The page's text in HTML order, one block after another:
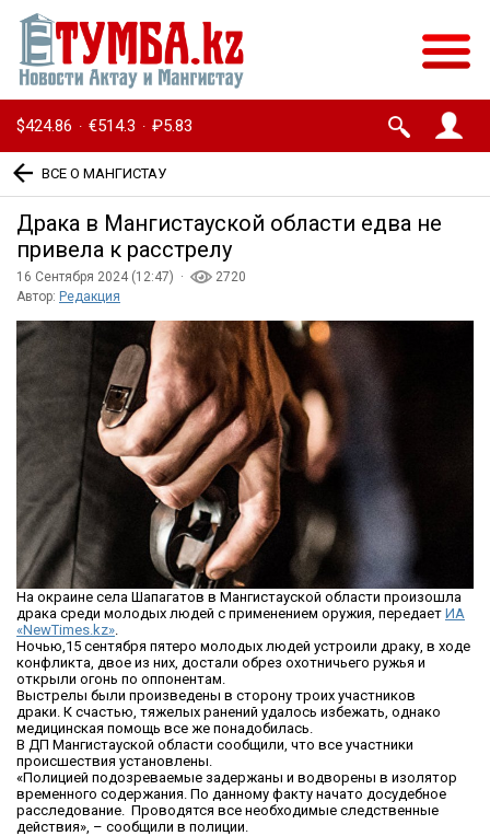
$424.86 · €514.3 · ₽5.83
ВСЕ О МАНГИСТАУ
Драка в Мангистауской области едва не
привела к расстрелу
16 Сентября 2024 (12:47) ·
2720
Автор: Редакция
На окраине села Шапагатов в Мангистауской области произошла
драка среди молодых людей с применением оружия, передает ИА
«NewTimes.kz»
Ночью,15 сентября пятеро молодых людей устроили драку, в ходе
конфликта, двое из них, достали обрез охотничьего ружья и
открыли огонь по оппонентам.
Выстрелы были произведены в сторону троих участников
драки. К счастью, тяжелых ранений удалось избежать, однако
медицинская помощь все же понадобилась.
В ДП Мангистауской области сообщили, что все участники
происшествия установлены.
«Полицией подозреваемые задержаны и водворены в изолятор
временного содержания. По данному факту начато досудебное
расследование. Проводятся все необходимые следственные
действия», – сообщили в полиции.